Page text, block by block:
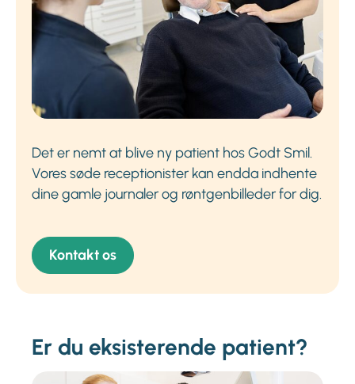
Det er nemt at blive ny patient hos Godt Smil.
Vores søde receptionister kan endda indhente
dine gamle journaler og røntgenbilleder for dig.
Kontakt os
Er du eksisterende patient?